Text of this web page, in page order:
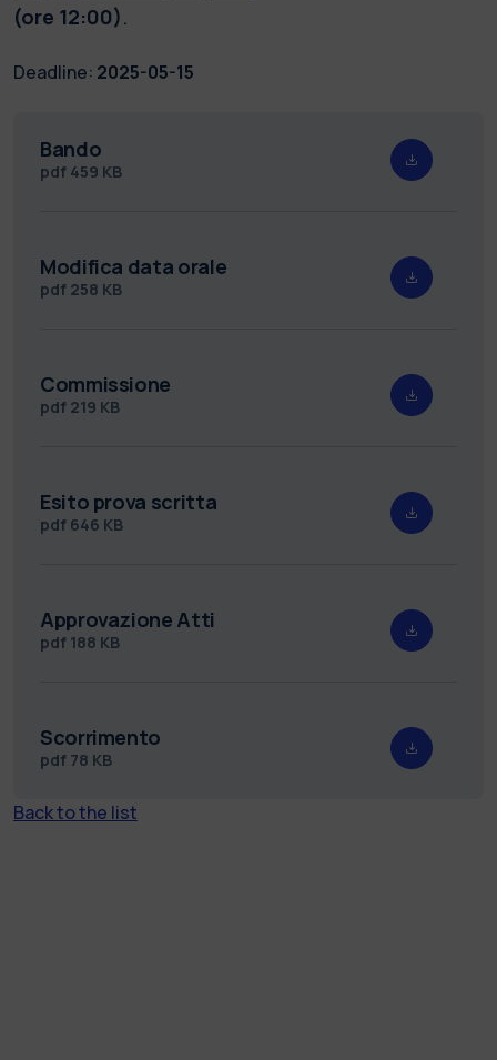
(ore 12:00).
Deadline: 2025-05-15
Bando
pdf 459 KB
Modifica data orale
pdf 258 KB
Commissione
pdf 219 KB
Esito prova scritta
pdf 646 KB
Approvazione Atti
pdf 188 KB
Scorrimento
pdf 78 KB
Back to the list